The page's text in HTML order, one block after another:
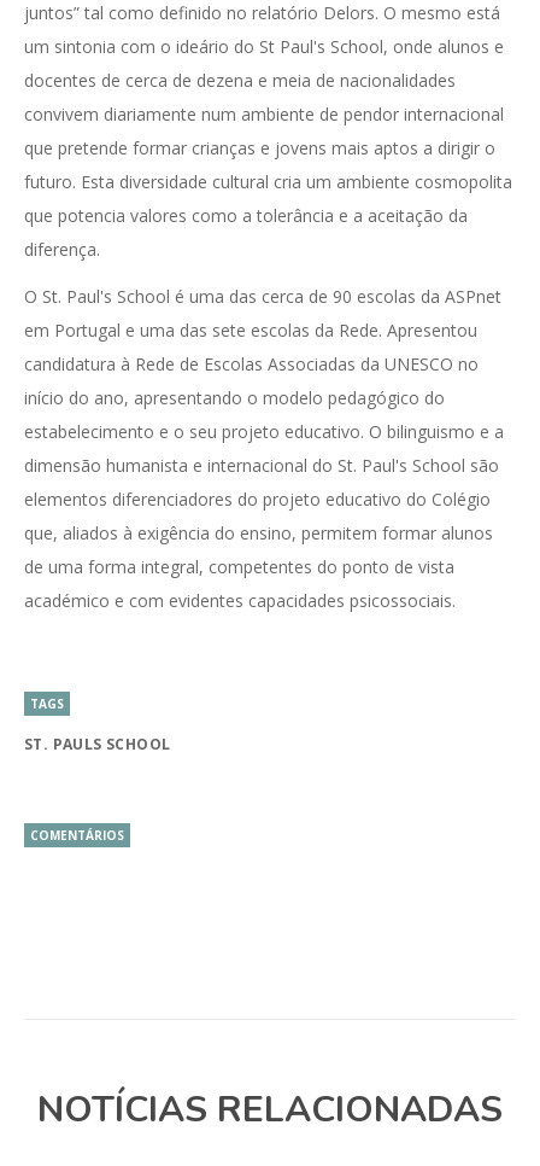
juntos” tal como definido no relatório Delors. O mesmo está
um sintonia com o ideário do St Paul's School, onde alunos e
docentes de cerca de dezena e meia de nacionalidades
convivem diariamente num ambiente de pendor internacional
que pretende formar crianças e jovens mais aptos a dirigir o
futuro. Esta diversidade cultural cria um ambiente cosmopolita
que potencia valores como a tolerância e a aceitação da
diferença.
O St. Paul's School é uma das cerca de 90 escolas da ASPnet
em Portugal e uma das sete escolas da Rede. Apresentou
candidatura à Rede de Escolas Associadas da UNESCO no
início do ano, apresentando o modelo pedagógico do
estabelecimento e o seu projeto educativo. O bilinguismo e a
dimensão humanista e internacional do St. Paul's School são
elementos diferenciadores do projeto educativo do Colégio
que, aliados à exigência do ensino, permitem formar alunos
de uma forma integral, competentes do ponto de vista
académico e com evidentes capacidades psicossociais.
TAGS
ST. PAULS SCHOOL
COMENTÁRIOS
NOTÍCIAS RELACIONADAS